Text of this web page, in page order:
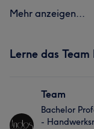
Mehr anzeigen...
Lerne das Team
Team
Bachelor
-